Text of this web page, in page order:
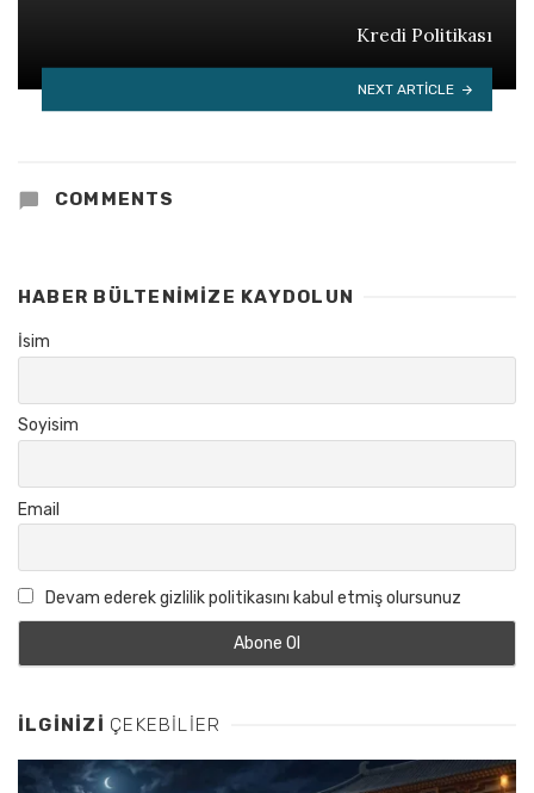
Kredi Politikası
NEXT ARTICLE
COMMENTS
HABER BÜLTENIMIZE KAYDOLUN
İsim
Soyisim
Email
Devam ederek gizlilik politikasını kabul etmiş olursunuz
İLGINIZI ÇEKEBILIER